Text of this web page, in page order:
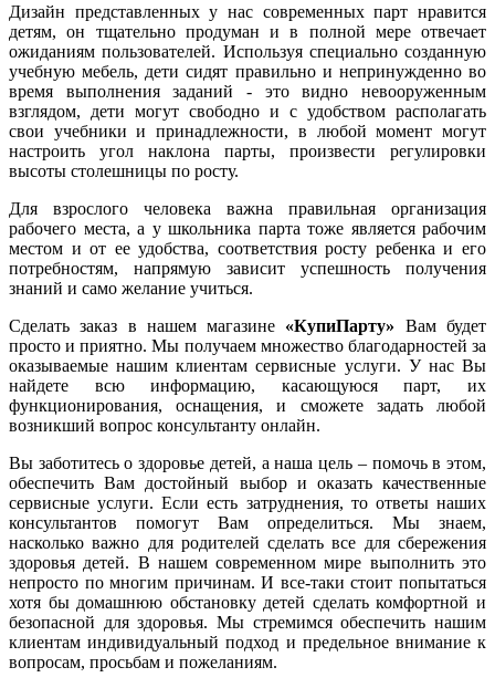
Дизайн представленных у нас современных парт нравится
детям, он тщательно продуман и в полной мере отвечает
ожиданиям пользователей. Используя специально созданную
учебную мебель, дети сидят правильно и непринужденно во
время выполнения заданий - это видно невооруженным
взглядом, дети могут свободно и с удобством располагать
свои учебники и принадлежности, в любой момент могут
настроить угол наклона парты, произвести регулировки
высоты столешницы по росту.
Для взрослого человека важна правильная организация
рабочего места, а у школьника парта тоже является рабочим
местом и от ее удобства, соответствия росту ребенка и его
потребностям, напрямую зависит успешность получения
знаний и само желание учиться.
Сделать заказ в нашем магазине «КупиПарту» Вам будет
просто и приятно. Мы получаем множество благодарностей за
оказываемые нашим клиентам сервисные услуги. У нас Вы
найдете всю информацию, касающуюся парт, их
функционирования, оснащения, и сможете задать любой
возникший вопрос консультанту онлайн.
Вы заботитесь о здоровье детей, а наша цель – помочь в этом,
обеспечить Вам достойный выбор и оказать качественные
сервисные услуги. Если есть затруднения, то ответы наших
консультантов помогут Вам определиться. Мы знаем,
насколько важно для родителей сделать все для сбережения
здоровья детей. В нашем современном мире выполнить это
непросто по многим причинам. И все-таки стоит попытаться
хотя бы домашнюю обстановку детей сделать комфортной и
безопасной для здоровья. Мы стремимся обеспечить нашим
клиентам индивидуальный подход и предельное внимание к
вопросам, просьбам и пожеланиям.